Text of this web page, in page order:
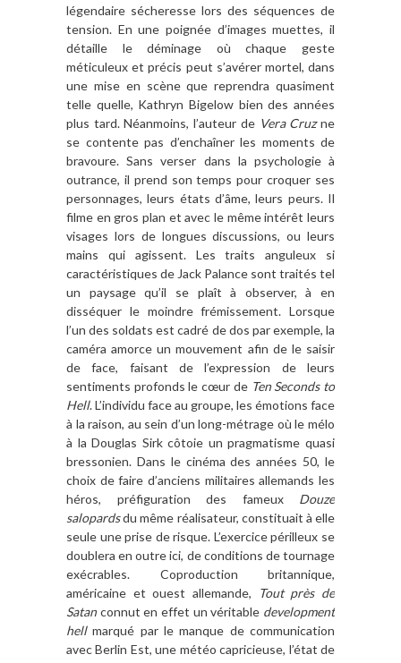
légendaire sécheresse lors des séquences de
tension. En une poignée d’images muettes, il
détaille le déminage où chaque geste
méticuleux et précis peut s’avérer mortel, dans
une mise en scèneque reprendra quasiment
telle quelle, Kathryn Bigelow bien des années
plus tard. Néanmoins, l’auteur de Vera Cruz ne
se contente pas d’enchaîner les moments de
bravoure. Sans verser dans la psychologie à
outrance, il prend son temps pour croquer ses
personnages, leurs états d’âme, leurs peurs. Il
filme en gros plan et avec le même intérêt leurs
visages lors de longues discussions, ou leurs
mains qui agissent. Les traits anguleux si
caractéristiques de Jack Palance sont traités tel
un paysage qu’il se plaît à observer,à en
disséquer le moindre frémissement. Lorsque
l’un des soldats est cadré de dos par exemple, la
caméra amorce un mouvement afin de le saisir
de face, faisant de l’expression de leurs
sentiments profonds le cœur de Ten Seconds to
Hell. L’individu face au groupe, les émotions face
à la raison, au sein d’un long-métrage oùle mélo
à la Douglas Sirk côtoie un pragmatisme quasi
bressonien. Dans le cinéma des années 50, le
choix de faire d’anciens militaires allemands les
héros, préfiguration des fameux Douze
salopardsdu même réalisateur, constituait àelle
seule une prise de risque. L’exercice périlleux se
doublera en outre ici, de conditions de tournage
exécrables. Coproduction britannique,
américaine et ouest allemande,
Tout près de
Satanconnut en effet un véritable development
hell marqué par le manque de communication
avec Berlin Est, une météo capricieuse, l’état de